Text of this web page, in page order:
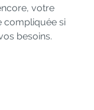
votre
compliquée si
besoins.